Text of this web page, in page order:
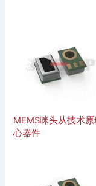
MEMS咪头从技术
心器件